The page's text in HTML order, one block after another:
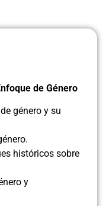
de Género
género y su
históricos sobre
y